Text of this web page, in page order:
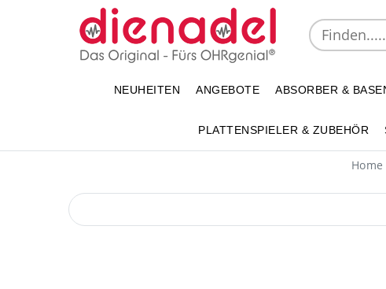
NEUHEITEN ANGEBOTE ABSORBER &
PLATTENSPIELER & ZUBEHÖR
Home